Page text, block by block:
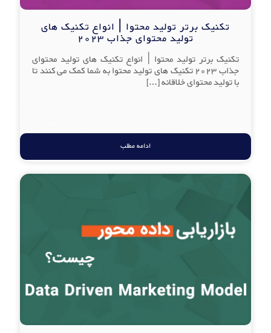
تکنیک برتر تولید محتوا | انواع تکنیک های
تولید محتوای جذاب 2023
تکنیک برتر تولید محتوا | انواع تکنیک های تولید محتوای
جذاب 2023 تکنیک های تولید محتوا به شما کمک می کنند تا
با تولید محتوای خلاقانه[…]
ادامه مطلب